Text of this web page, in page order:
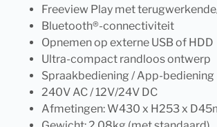
Freeview Play met
Bluetooth®-connectiviteit
Opnemen op externe USB of HDD
Ultra-compact randloos ontwerp
Spraakbediening / App-bediening
240V AC / 12V/24V DC
Afmetingen: W430 x H253 x